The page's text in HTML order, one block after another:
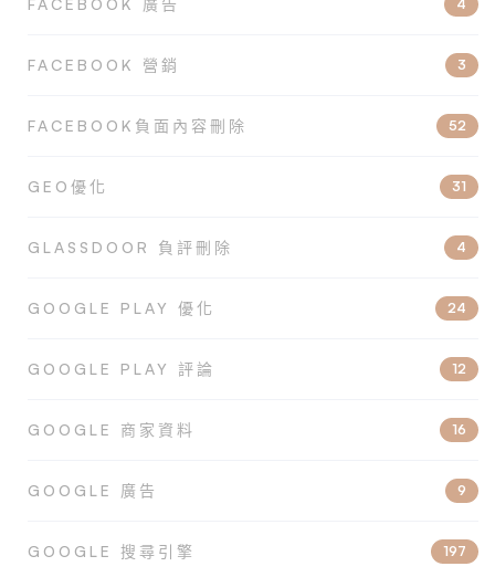
FACEBOOK 廣告 4
FACEBOOK 營銷 3
FACEBOOK負面內容刪除 52
GEO優化 31
GLASSDOOR 負評刪除 4
GOOGLE PLAY 優化 24
GOOGLE PLAY 評論 12
GOOGLE 商家資料 16
GOOGLE 廣告 9
GOOGLE 搜尋引擎 197